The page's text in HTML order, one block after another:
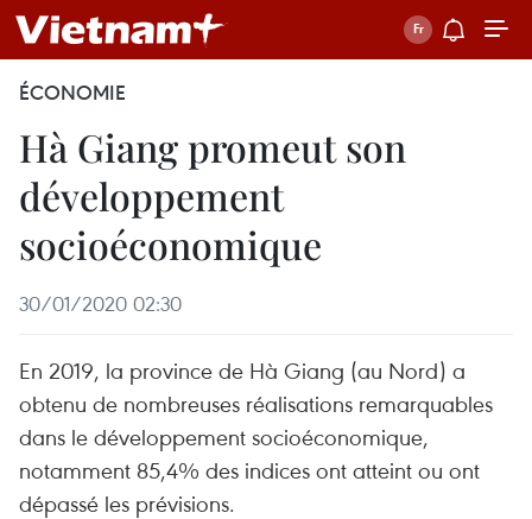
ÉCONOMIE
Hà Giang promeut son
développement
socioéconomique
30/01/2020 02:30
En 2019, la province de Hà Giang (au Nord) a
obtenu de nombreuses réalisations remarquables
dans le développement socioéconomique,
notamment 85,4% des indices ont atteint ou ont
dépassé les prévisions.